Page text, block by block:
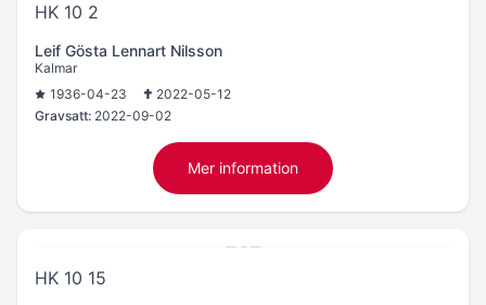
HK 10 2
Leif Gösta Lennart Nilsson
Kalmar
1936-04-23
2022-05-12
Gravsatt: 2022-09-02
Mer information
HK 10 15